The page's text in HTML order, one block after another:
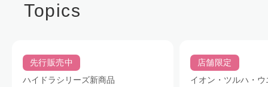
Topics
先行販売中
ハイドラシリーズ新商品
店舗限定
イオン・ツルハ・